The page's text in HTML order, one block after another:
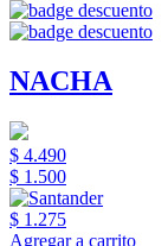
NACHA
$ 4.490
$ 1.500
$ 1.275
Agregar a carrito